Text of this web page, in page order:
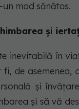
mod sănătos.
și
inevitabilă în
de asemenea,
și
și să vă